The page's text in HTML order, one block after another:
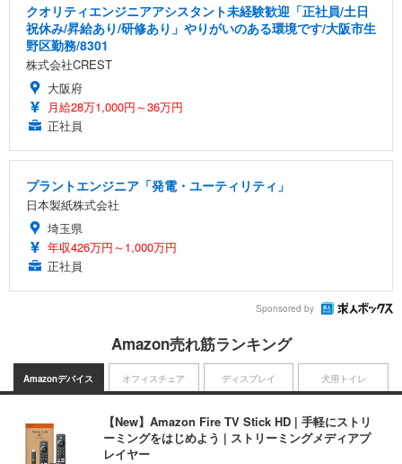
クオリティエンジニアアシスタント未経験歓迎「正社員/土日
祝休み/昇給あり/研修あり」やりがいのある環境です/大阪市生
野区勤務/8301
株式会社CREST
大阪府
月給28万1,000円～36万円
正社員
プラントエンジニア「発電・ユーティリティ」
日本製紙株式会社
埼玉県
年収426万円～1,000万円
正社員
Sponsored by
Amazon売れ筋ランキング
Amazonデバイス
【New】Amazon Fire TV Stick HD | 手軽にストリ
ーミングをはじめよう | ストリーミングメディアプ
レイヤー
オフィスチェア ディスプレイ 犬用トイレ